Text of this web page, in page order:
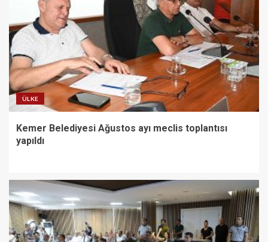
ÜLKE
Kemer Belediyesi Ağustos ayı meclis toplantısı
yapıldı